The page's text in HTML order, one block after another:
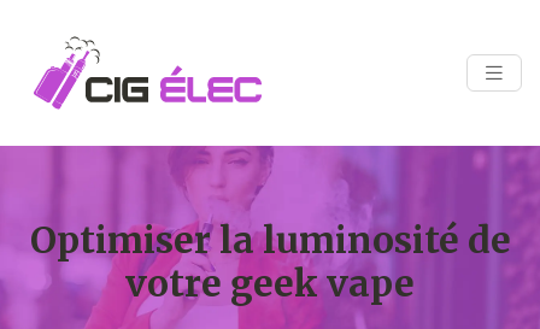
Optimiser la luminosité de
votre geek vape